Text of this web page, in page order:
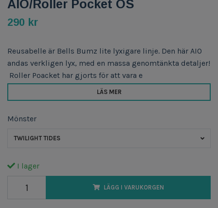
AIO/Roller Pocket OS
290 kr
Reusabelle är Bells Bumz lite lyxigare linje. Den här AIO
andas verkligen lyx, med en massa genomtänkta detaljer!
Roller Poacket har gjorts för att vara e
LÄS MER
Mönster
TWILIGHT TIDES
I lager
LÄGG I VARUKORGEN